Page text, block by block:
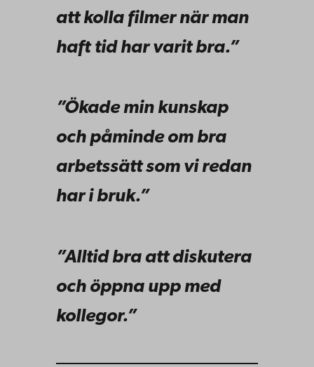
att kolla filmer när man
haft tid har varit bra.”
”Ökade min kunskap
och påminde om bra
arbetssätt som vi redan
har i bruk.”
”Alltid bra att diskutera
och öppna upp med
kollegor.”